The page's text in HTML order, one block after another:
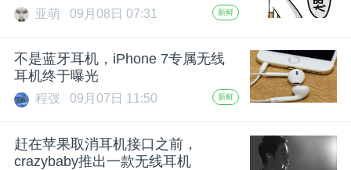
爱
亚萌 09月08日 07:31 新鲜
不是蓝牙耳机，iPhone 7专属无线
耳机终于曝光
程弢 09月07日 11:50 新鲜
赶在苹果取消耳机接口之前，
crazybaby推出一款无线耳机